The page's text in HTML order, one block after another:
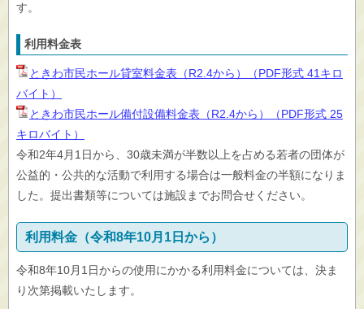
す。
利用料金表
ときわ市民ホール貸室料金表（R2.4から）（PDF形式 41キロ
バイト）
ときわ市民ホール備付設備料金表（R2.4から）（PDF形式 25
キロバイト）
令和2年4月1日から、30歳未満が半数以上を占める若者の団体が
公益的・公共的な活動で利用する場合は一般料金の半額になりま
した。提出書類等については施設までお問合せください。
利用料金（令和8年10月1日から）
令和8年10月1日からの使用にかかる利用料金については、決ま
り次第掲載いたします。